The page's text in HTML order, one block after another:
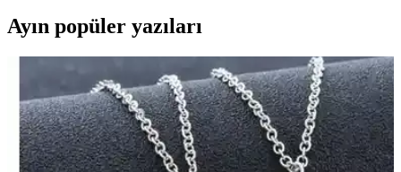
Ayın popüler yazıları